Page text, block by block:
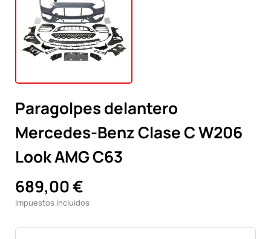
Paragolpes delantero
Mercedes-Benz Clase C W206
Look AMG C63
689,00 €
Impuestos incluidos